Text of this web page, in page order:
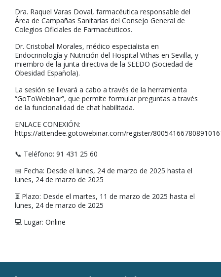
Dra. Raquel Varas Doval, farmacéutica responsable del
Área de Campañas Sanitarias del Consejo General de
Colegios Oficiales de Farmacéuticos.
Dr. Cristobal Morales, médico especialista en
Endocrinología y Nutrición del Hospital Vithas en Sevilla, y
miembro de la junta directiva de la SEEDO (Sociedad de
Obesidad Española).
La sesión se llevará a cabo a través de la herramienta
“GoToWebinar”, que permite formular preguntas a través
de la funcionalidad de chat habilitada.
ENLACE CONEXIÓN:
https://attendee.gotowebinar.com/register/
📞 Teléfono: 91 431 25 60
📅 Fecha: Desde el lunes, 24 de marzo de 2025 hasta el
lunes, 24 de marzo de 2025
⏳ Plazo: Desde el martes, 11 de marzo de 2025 hasta el
lunes, 24 de marzo de 2025
💻 Lugar: Online